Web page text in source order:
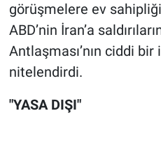
görüşmelere ev
ABD’nin İran’a
Antlaşması’nın ciddi
nitelendirdi.
"YASA DIŞI"